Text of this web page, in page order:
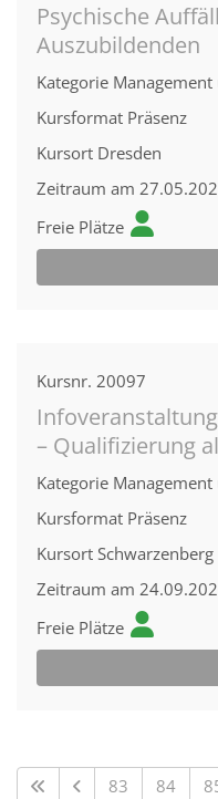
Psychische
Auszubildenden
Kategorie
Kursformat Präsenz
Kursort Dresden
Zeitraum am
Freie Plätze
Kursnr. 20097
– Qualifizierung
Kategorie
Kursformat Präsenz
Kursort Schwarzenberg
Zeitraum am
Freie Plätze
83 84